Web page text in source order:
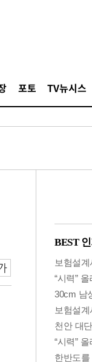
포토 TV뉴시스